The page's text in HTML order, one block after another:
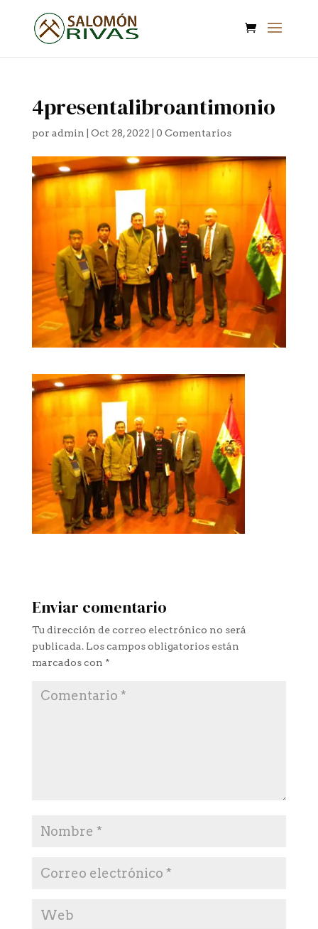
4presentalibroantimonio
por admin Oct 28, 2022 0 Comentarios
Enviar comentario
Tu dirección de correo electrónico no será
publicada. Los campos obligatorios están
marcados con *